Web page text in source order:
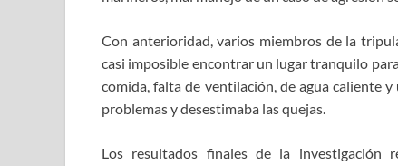
Con anterioridad, varios miembros de la
casi imposible encontrar un lugar tranquilo
comida, falta de ventilación, de agua caliente
problemas y desestimaba las quejas.
Los resultados finales de la investigación